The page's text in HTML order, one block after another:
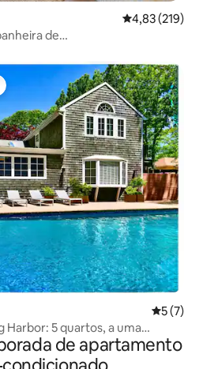
4,83 de uma
4,83 (219)
de
5 de
5 (7)
Harbor: 5 quartos, a uma
de apartamento